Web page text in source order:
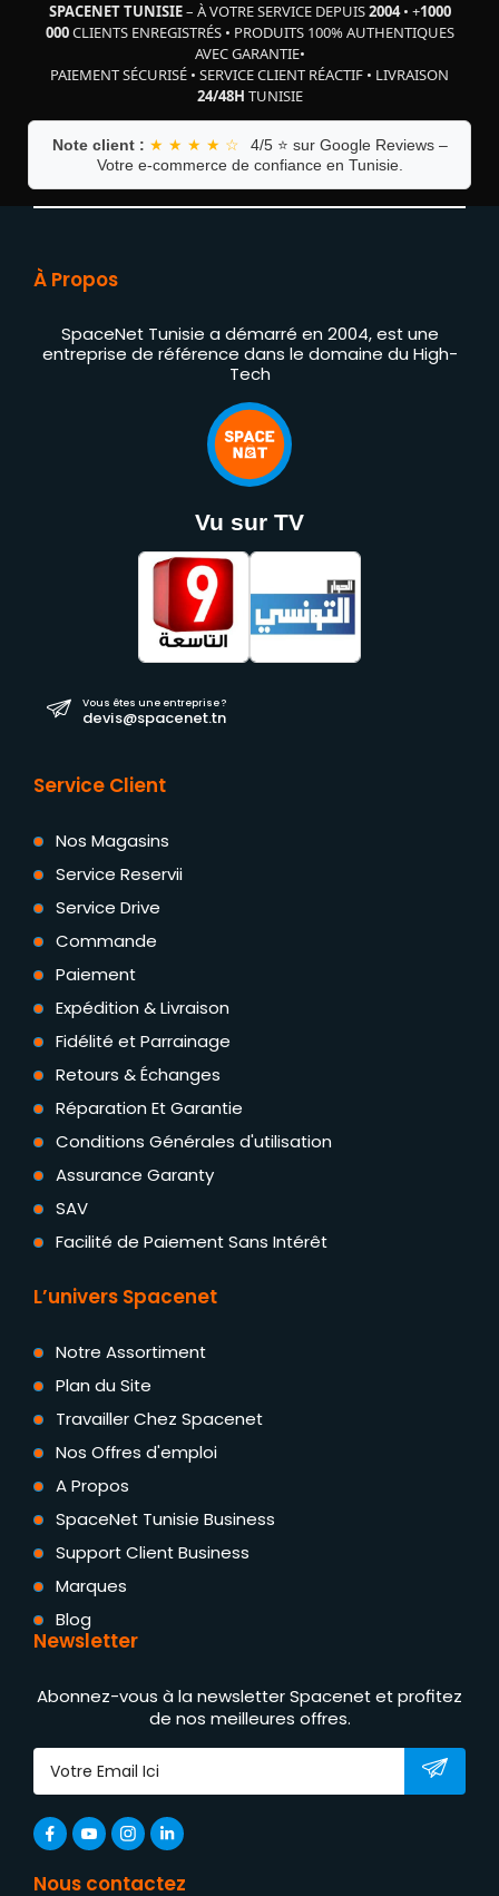
SPACENET TUNISIE– À VOTRE SERVICE DEPUIS2004• +1000
000CLIENTS ENREGISTRÉS• PRODUITS 100% AUTHENTIQUES
AVEC GARANTIE•
PAIEMENT SÉCURISÉ • SERVICE CLIENT RÉACTIF • LIVRAISON
24/48H TUNISIE
Note client : ★ ★ ★ ★ ☆
4/5 ⭐ sur Google Reviews –
Votre e-commerce de confiance en Tunisie.
À Propos
SpaceNet Tunisie a démarré en 2004, est une
entreprise de référence dans le domaine du High-
Tech
Vu sur TV
Vous êtes une entreprise ?
devis@spacenet.tn
Service Client
Nos Magasins
Service Reservii
Service Drive
Commande
Paiement
Expédition & Livraison
Fidélité et Parrainage
Retours & Échanges
Réparation Et Garantie
Conditions Générales d'utilisation
Assurance Garanty
SAV
Facilité de Paiement Sans Intérêt
L’univers Spacenet
Notre Assortiment
Plan du Site
Travailler Chez Spacenet
Nos Offres d'emploi
A Propos
SpaceNet Tunisie Business
Support Client Business
Marques
Blog
Newsletter
Abonnez-vous à la newsletter Spacenet et profitez
de nos meilleures offres.
Nous contactez